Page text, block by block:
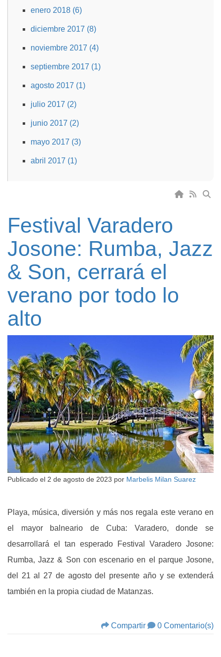
enero 2018 (6)
diciembre 2017 (8)
noviembre 2017 (4)
septiembre 2017 (1)
agosto 2017 (1)
julio 2017 (2)
junio 2017 (2)
mayo 2017 (3)
abril 2017 (1)
Festival Varadero
Josone: Rumba, Jazz
& Son, cerrará el
verano por todo lo
alto
Publicado el 2 de agosto de 2023 por Marbelis Milan Suarez
Playa, música, diversión y más nos regala este verano en
el mayor balneario de Cuba: Varadero, donde se
desarrollará el tan esperado Festival Varadero Josone:
Rumba, Jazz & Son con escenario en el parque Josone,
del 21 al 27 de agosto del presente año y se extenderá
también en la propia ciudad de Matanzas.
Compartir 0 Comentario(s)